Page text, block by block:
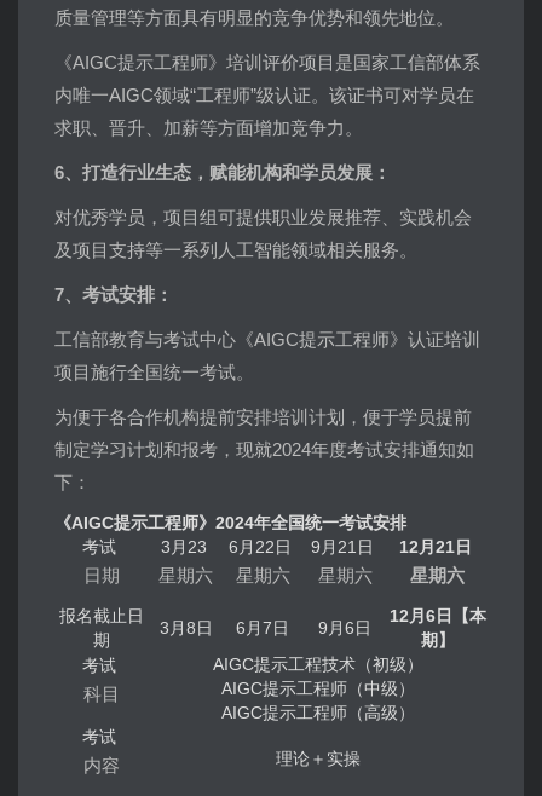
质量管理等方面具有明显的竞争优势和领先地位。
《AIGC提示工程师》培训评价项目是国家工信部体系
内唯一AIGC领域“工程师”级认证。该证书可对学员在
求职、晋升、加薪等方面增加竞争力。
6、打造行业生态，赋能机构和学员发展：
对优秀学员，项目组可提供职业发展推荐、实践机会
及项目支持等一系列人工智能领域相关服务。
7、考试安排：
工信部教育与考试中心《AIGC提示工程师》认证培训
项目施行全国统一考试。
为便于各合作机构提前安排培训计划，便于学员提前
制定学习计划和报考，现就2024年度考试安排通知如
下：
《AIGC提示工程师》2024年全国统一考试安排
考试
日期
3月23
星期六
6月22日
星期六
9月21日
星期六
12月21日
星期六
报名截止日
期
3月8日 6月7日 9月6日
12月6日【本
期】
考试
科目
AIGC提示工程技术（初级）
AIGC提示工程师（中级）
AIGC提示工程师（高级）
考试
内容 理论＋实操